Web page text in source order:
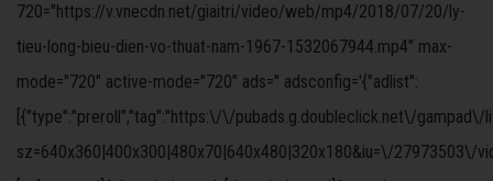
720="https://v.vnecdn.net/giaitri/video/web/mp4/2018/07/20/ly-
tieu-long-bieu-dien-vo-thuat-nam-1967-1532067944.mp4" max-
mode="720" active-mode="720" ads='' adsconfig='{"adlist":
[{"type":"preroll","tag":"https:\/\/pubads.g.doubleclick.net\/gampad\/
sz=640x360|400x300|480x70|640x480|320x180&iu=\/27973503\/